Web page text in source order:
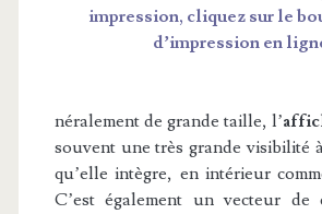
impression, cliquez sur le
d’impression en
néralement de grande taille, l’
souvent une très grande visibilité
qu’elle intègre, en intérieur
C’est également un vecteur de